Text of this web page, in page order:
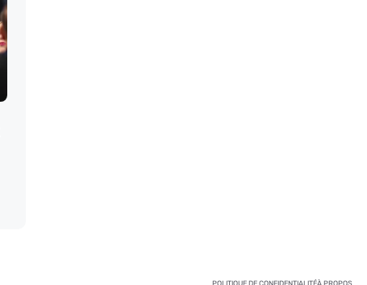
POLITIQUE DE CONFIDENTIALITÉÀ PROPOS